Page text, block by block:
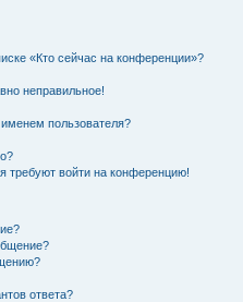
«Кто сейчас на конференции»?
неправильное!
пользователя?
требуют войти на конференцию!
ответа?